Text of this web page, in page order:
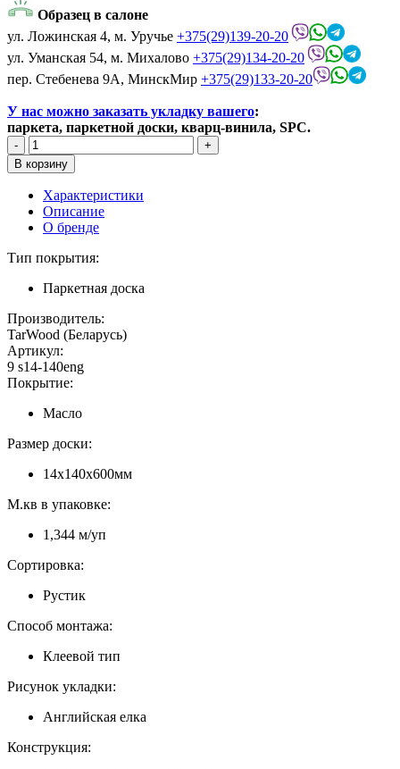
Образец в салоне
ул. Ложинская 4, м. Уручье +375(29)139-20-20
ул. Уманская 54, м. Михалово +375(29)134-20-20
пер. Стебенева 9А, МинскМир +375(29)133-20-20
У нас можно заказать укладку вашего:
паркета, паркетной доски, кварц-винила, SPC.
Характеристики
Описание
О бренде
Тип покрытия:
Паркетная доска
Производитель:
TarWood (Беларусь)
Артикул:
9 s14-140eng
Покрытие:
Масло
Размер доски:
14х140х600мм
М.кв в упаковке:
1,344 м/уп
Сортировка:
Рустик
Способ монтажа:
Клеевой тип
Рисунок укладки:
Английская елка
Конструкция: